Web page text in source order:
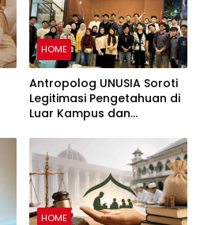
HOME
Antropolog UNUSIA Soroti
Legitimasi Pengetahuan di
Luar Kampus dan
HOME